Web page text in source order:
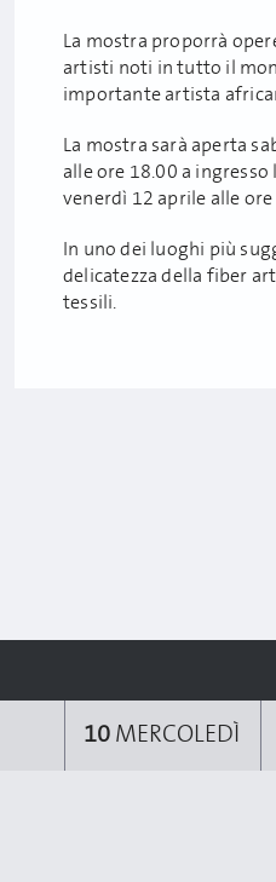
La mostra proporrà
artisti noti in tutto il
importante artista
La mostra sarà aperta
alle ore 18.00 a
venerdì 12 aprile alle ore
In uno dei luoghi più
delicatezza della fiber
tessili.
10MERCOLEDÌ